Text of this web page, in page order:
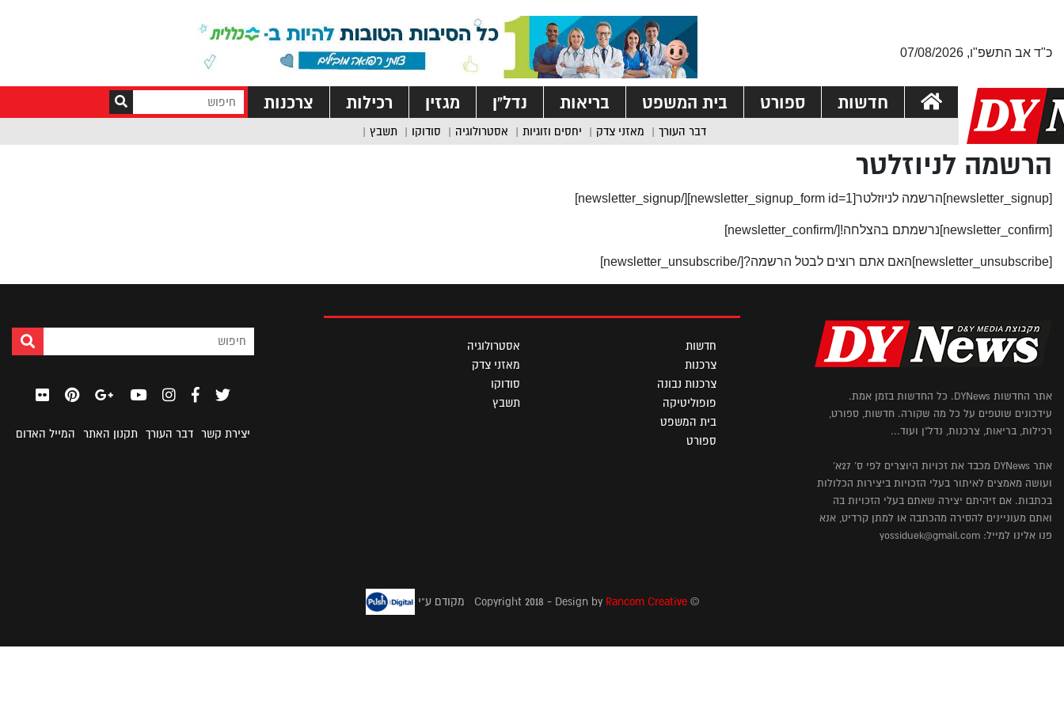
כ"ד אב התשפ"ו, 07/08/2026
חדשות ספורט בית המשפט בריאות נדל”ן מגזין רכילות צרכנות
דבר העורך מאזני צדק יחסים וזוגיות אסטרולוגיה סודוקו תשבץ
הרשמה לניוזלטר
[newsletter_signup]הרשמה לניוזלטר[newsletter_signup_form id=1][/newsletter_signup]
[newsletter_confirm]נרשמתם בהצלחה![/newsletter_confirm]
[newsletter_unsubscribe]האם אתם רוצים לבטל הרשמה?[/newsletter_unsubscribe]
אתר החדשות DYNews. כל החדשות בזמן אמת.
עידכונים שוטפים על כל מה שקורה. חדשות, ספורט,
רכילות, בריאות, צרכנות, נדל"ן ועוד...
אתר DYNews מכבד את זכויות היוצרים לפי ס' 27א'
ועושה מאמצים לאיתור בעלי הזכויות ביצירות הכלולות
בכתבות. אם זיהיתם יצירה שאתם בעלי הזכויות בה
ואתם מעוניינים להסירה מהכתבה או למתן קרדיט, אנא
פנו אלינו למייל: yossiduek@gmail.com
חדשות
צרכנות
צרכנות נבונה
פופוליטיקה
בית המשפט
ספורט
אסטרולוגיה
מאזני צדק
סודוקו
תשבץ
יצירת קשר דבר העורך תקנון האתר המייל האדום
© Copyright 2018 - Design by
Rancom Creative מקודם ע"י